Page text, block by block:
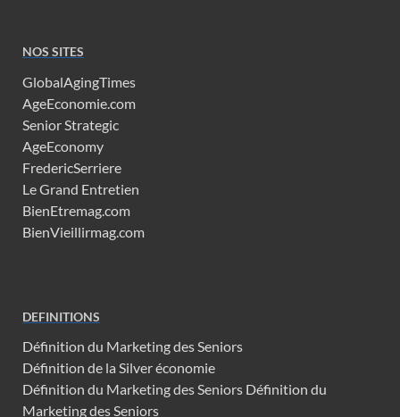
NOS SITES
GlobalAgingTimes
AgeEconomie.com
Senior Strategic
AgeEconomy
FredericSerriere
Le Grand Entretien
BienEtremag.com
BienVieillirmag.com
DEFINITIONS
Définition du Marketing des Seniors
Définition de la Silver économie
Définition du Marketing des Seniors Définition du
Marketing des Seniors